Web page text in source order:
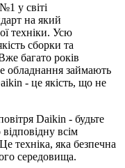
у світі
на який
техніки. Усю
сборки та
багато років
обладнання займають
- це якість, що не
Daikin - будьте
всім
техніка, яка безпечна
середовища.